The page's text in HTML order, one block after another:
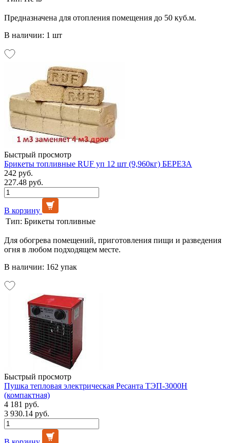
Предназначена для отопления помещения до 50 куб.м.
В наличии: 1 шт
Быстрый просмотр
Брикеты топливные RUF уп 12 шт (9,960кг) БЕРЕЗА
242 руб.
227.48 руб.
В корзину
Тип: Брикеты топливные
Для обогрева помещений, приготовления пищи и разведения
огня в любом подходящем месте.
В наличии: 162 упак
Быстрый просмотр
Пушка тепловая электрическая Ресанта ТЭП-3000Н
(компактная)
4 181 руб.
3 930.14 руб.